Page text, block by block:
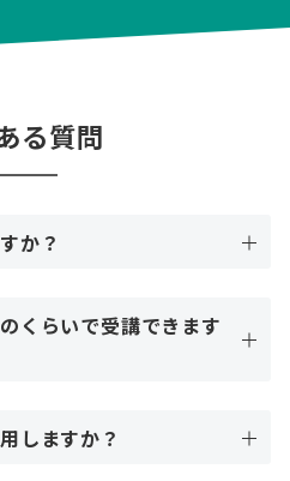
る質問
か？
くらいで受講できます
しますか？